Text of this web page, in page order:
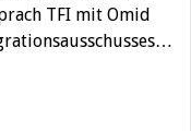
TFI mit Omid